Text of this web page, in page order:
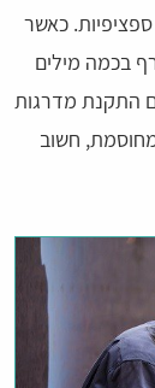
כאשר
בכמה מילים
התקנת מדרגות
מחוסמת, חשוב